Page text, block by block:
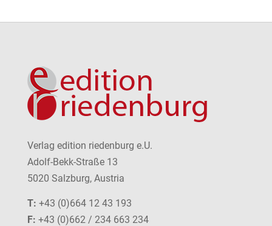
Verlag edition riedenburg e.U.
Adolf-Bekk-Straße 13
5020 Salzburg, Austria
T: +43 (0)664 12 43 193
F: +43 (0)662 / 234 663 234